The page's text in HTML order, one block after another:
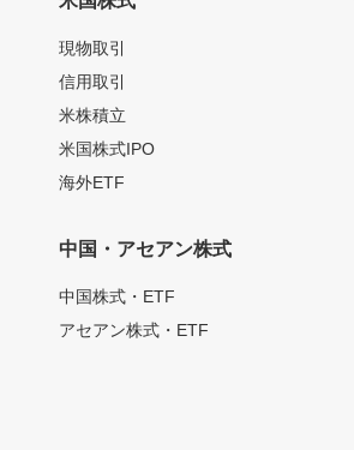
現物取引
信用取引
米株積立
米国株式IPO
海外ETF
中国・アセアン株式
中国株式・ETF
アセアン株式・ETF